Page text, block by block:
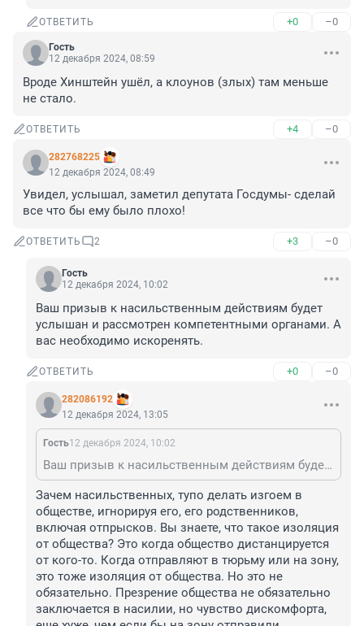
ОТВЕТИТЬ +0 –0
Гость
12 декабря 2024, 08:59
Вроде Хинштейн ушёл, а клоунов (злых) там меньше
не стало.
ОТВЕТИТЬ +4 –0
282768225
12 декабря 2024, 08:49
Увидел, услышал, заметил депутата Госдумы- сделай
все что бы ему было плохо!
ОТВЕТИТЬ 2 +3 –0
Гость
12 декабря 2024, 10:02
Ваш призыв к насильственным действиям будет
услышан и рассмотрен компетентными органами. А
вас необходимо искоренять.
ОТВЕТИТЬ +0 –0
282086192
12 декабря 2024, 13:05
Гость12 декабря 2024, 10:02
Ваш призыв к насильственным действиям будет услышан и рассмотрен компетентными органами. А вас необходимо искоренять.
Зачем насильственных, тупо делать изгоем в
обществе, игнорируя его, его родственников,
включая отпрысков. Вы знаете, что такое изоляция
от общества? Это когда общество дистанцируется
от кого-то. Когда отправляют в тюрьму или на зону,
это тоже изоляция от общества. Но это не
обязательно. Презрение общества не обязательно
заключается в насилии, но чувство дискомфорта,